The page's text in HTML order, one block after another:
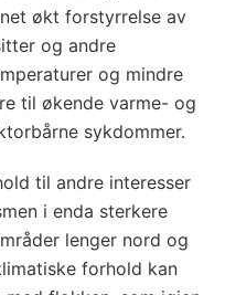
økt forstyrrelse av
og andre
og mindre
til økende varme- og
sykdommer.
til andre interesser
i enda sterkere
lenger nord og
forhold kan